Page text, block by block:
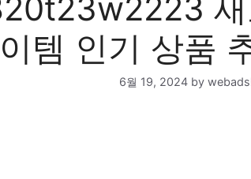
새
템 인기 상품
6월 19, 2024 by